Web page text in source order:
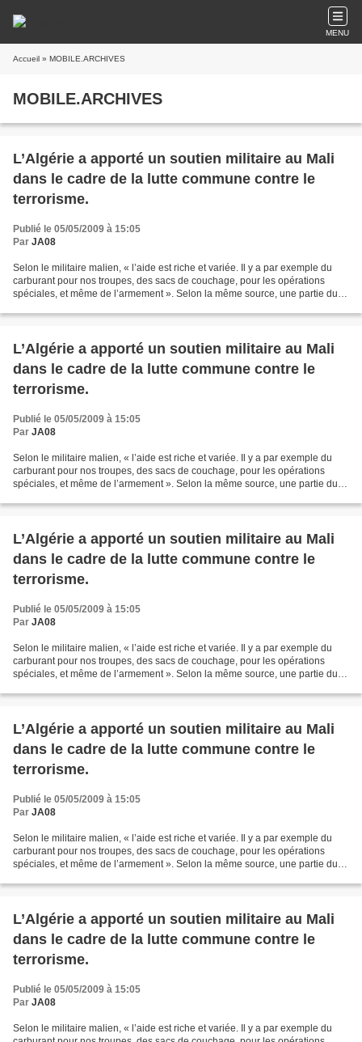
MENU
Accueil » MOBILE.ARCHIVES
MOBILE.ARCHIVES
L’Algérie a apporté un soutien militaire au Mali
dans le cadre de la lutte commune contre le
terrorisme.
Publié le 05/05/2009 à 15:05
Par JA08
Selon le militaire malien, « l’aide est riche et variée. Il y a par exemple du
carburant pour nos troupes, des sacs de couchage, pour les opérations
spéciales, et même de l’armement ». Selon la même source, une partie du
L’Algérie a apporté un soutien militaire au Mali
dans le cadre de la lutte commune contre le
terrorisme.
Publié le 05/05/2009 à 15:05
Par JA08
Selon le militaire malien, « l’aide est riche et variée. Il y a par exemple du
carburant pour nos troupes, des sacs de couchage, pour les opérations
spéciales, et même de l’armement ». Selon la même source, une partie du
L’Algérie a apporté un soutien militaire au Mali
dans le cadre de la lutte commune contre le
terrorisme.
Publié le 05/05/2009 à 15:05
Par JA08
Selon le militaire malien, « l’aide est riche et variée. Il y a par exemple du
carburant pour nos troupes, des sacs de couchage, pour les opérations
spéciales, et même de l’armement ». Selon la même source, une partie du
L’Algérie a apporté un soutien militaire au Mali
dans le cadre de la lutte commune contre le
terrorisme.
Publié le 05/05/2009 à 15:05
Par JA08
Selon le militaire malien, « l’aide est riche et variée. Il y a par exemple du
carburant pour nos troupes, des sacs de couchage, pour les opérations
spéciales, et même de l’armement ». Selon la même source, une partie du
L’Algérie a apporté un soutien militaire au Mali
dans le cadre de la lutte commune contre le
terrorisme.
Publié le 05/05/2009 à 15:05
Par JA08
Selon le militaire malien, « l’aide est riche et variée. Il y a par exemple du